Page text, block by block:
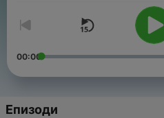
00:00
Епизоди